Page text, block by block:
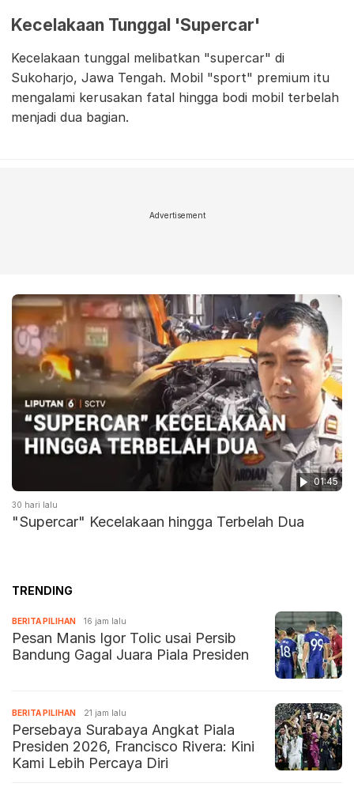
Kecelakaan Tunggal 'Supercar'
Kecelakaan tunggal melibatkan "supercar" di
Sukoharjo, Jawa Tengah. Mobil "sport" premium itu
mengalami kerusakan fatal hingga bodi mobil terbelah
menjadi dua bagian.
Advertisement
01:45
30 hari lalu
"Supercar" Kecelakaan hingga Terbelah Dua
TRENDING
BERITA PILIHAN 16 jam lalu
Pesan Manis Igor Tolic usai Persib
Bandung Gagal Juara Piala Presiden
BERITA PILIHAN 21 jam lalu
Persebaya Surabaya Angkat Piala
Presiden 2026, Francisco Rivera: Kini
Kami Lebih Percaya Diri